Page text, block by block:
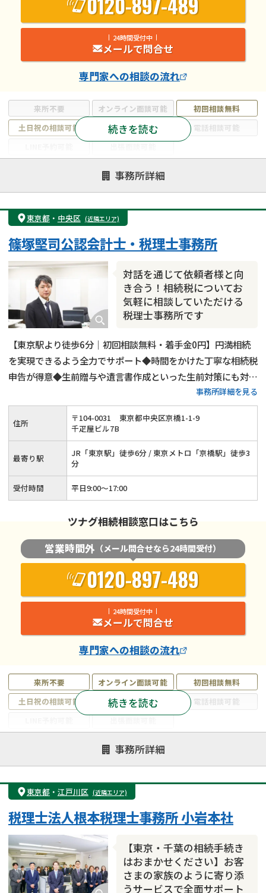
来所不要 オンライン面談可能
初回相談無料
土日祝の相談可能
19時以降電話可能
電話相談可能
遺言書作成・遺言執行
相続放棄
相続登記
遺産分割
遺留分侵害額請求
相続税申告
相続手続き
銀行手続き
成年後見・任意後見
贈与税
生前対策
相続人調査
相続財産調査
相続トラブル
続きを読む
24時間受付中
メールで問合せ
専門家への相談の流れ
事務所詳細
東京都 ・ 中央区 (近隣エリア)
対話を通じて依頼者様と向
き合う！相続税についてお
気軽に相談していただける
税理士事務所です
篠塚堅司公認会計士・税理士事務所
【東京駅より徒歩6分｜初回相談無料・着手金0円】円満相続
を実現できるよう全力でサポート◆時間をかけた丁寧な相続税
申告が得意◆生前贈与や遺言書作成といった生前対策にも対応
可能◆賃貸用不動産や会社（株式）の相続もお任せください◆
相談者様・依頼者様との対話を通じて真摯に対応いたします！
事務所詳細を見る
来所不要 オンライン面談可能
初回相談無料
土日祝の相談可能
19時以降電話可能
電話相談可能
遺言書作成・遺言執行
相続放棄
相続登記
遺産分割
遺留分侵害額請求
相続税申告
相続手続き
銀行手続き
成年後見・任意後見
贈与税
生前対策
相続人調査
相続トラブル
続きを読む
住所 〒104-0031
東京都中央区京橋1-1-9
千疋屋ビル7B
最寄り駅
JR「東京駅」徒歩6分 / 東京メトロ「京橋駅」徒歩3
分
受付時間 平日9:00～17:00
ツナグ相続相談窓口はこちら
営業時間外 （メール問合せなら24時間受付）
0120-897-489
24時間受付中
メールで問合せ
専門家への相談の流れ
事務所詳細
東京都 ・ 江戸川区 (近隣エリア)
【東京・千葉の相続手続き
はおまかせください】お客
さまの家族のように寄り添
うサービスで全面サポート
税理士法人根本税理士事務所 小岩本社